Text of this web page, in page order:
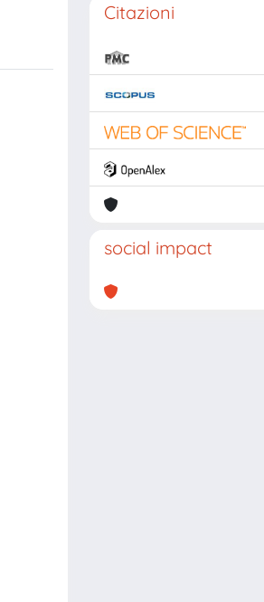
Citazioni
social impact